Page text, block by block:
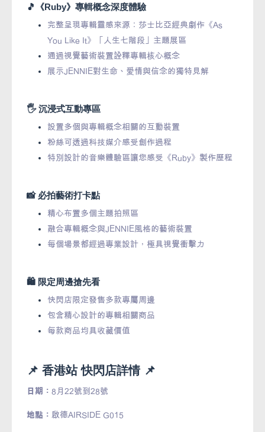
🎵《Ruby》專輯概念深度體驗
完整呈現專輯靈感來源：莎士比亞經典劇作《As
You Like It》「人生七階段」主題展區
通過視覺藝術裝置詮釋專輯核心概念
展示JENNIE對生命、愛情與信念的獨特見解
🖐️ 沉浸式互動專區
設置多個與專輯概念相關的互動裝置
粉絲可透過科技媒介感受創作過程
特別設計的音樂體驗區讓您感受《Ruby》製作歷程
📸 必拍藝術打卡點
精心布置多個主題拍照區
融合專輯概念與JENNIE風格的藝術裝置
每個場景都經過專業設計，極具視覺衝擊力
🛍️ 限定周邊搶先看
快閃店限定發售多款專屬周邊
包含精心設計的專輯相關商品
每款商品均具收藏價值
📌 香港站 快閃店詳情 📌
日期： 8月22號到28號
地點： 啟德AIRSIDE G015